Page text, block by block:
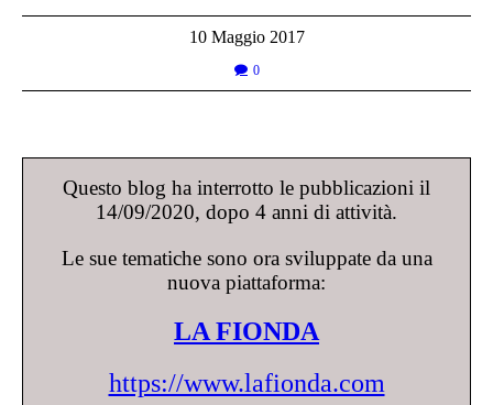
10 Maggio 2017
0
Questo blog ha interrotto le pubblicazioni il
14/09/2020, dopo 4 anni di attività.
Le sue tematiche sono ora sviluppate da una
nuova piattaforma:
LA FIONDA
https://www.lafionda.com